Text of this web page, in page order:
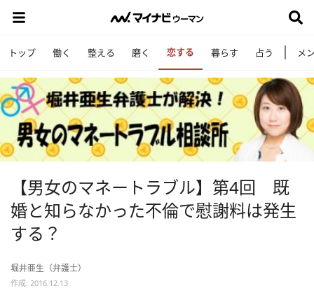
トップ 働く 整える 磨く 恋する 暮らす 占う メ
【男女のマネートラブル】第4回 既
婚と知らなかった不倫で慰謝料は発生
する？
堀井亜生（弁護士）
作成: 2016.12.13